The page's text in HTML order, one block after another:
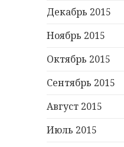
Декабрь 2015
Ноябрь 2015
Октябрь 2015
Сентябрь 2015
Август 2015
Июль 2015